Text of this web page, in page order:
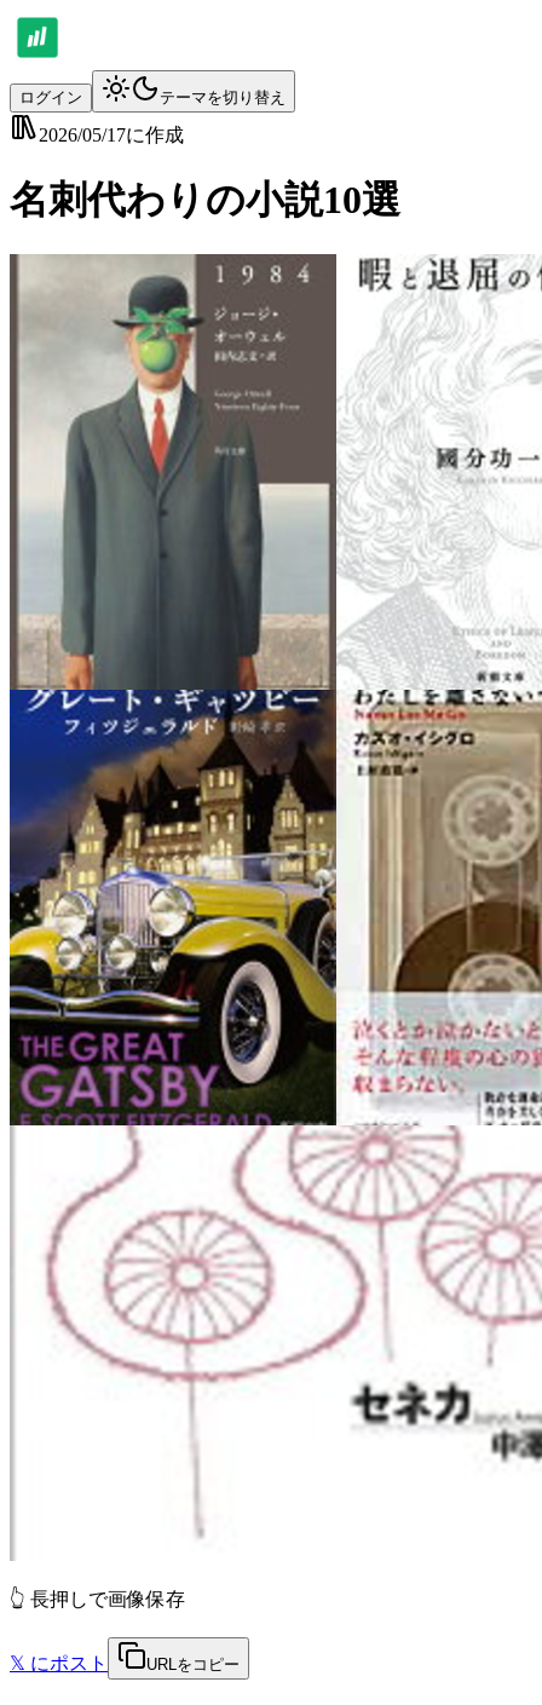
ログイン テーマを切り替え
2026/05/17に作成
名刺代わりの小説10選
👆 長押しで画像保存
𝕏 にポスト URLをコピー